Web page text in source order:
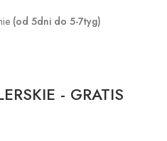
(od 5dni do 5-7tyg)
- GRATIS